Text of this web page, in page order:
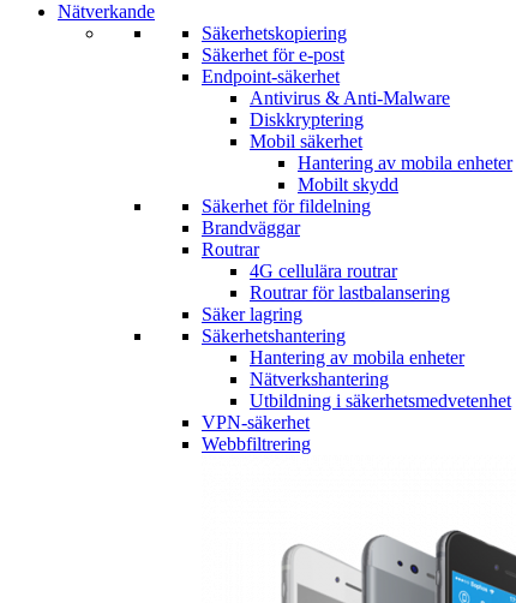
Nätverkande
Säkerhetskopiering
Säkerhet för e-post
Endpoint-säkerhet
Antivirus & Anti-Malware
Diskkryptering
Mobil säkerhet
Hantering av mobila enheter
Mobilt skydd
Säkerhet för fildelning
Brandväggar
Routrar
4G cellulära routrar
Routrar för lastbalansering
Säker lagring
Säkerhetshantering
Hantering av mobila enheter
Nätverkshantering
Utbildning i säkerhetsmedvetenhet
VPN-säkerhet
Webbfiltrering